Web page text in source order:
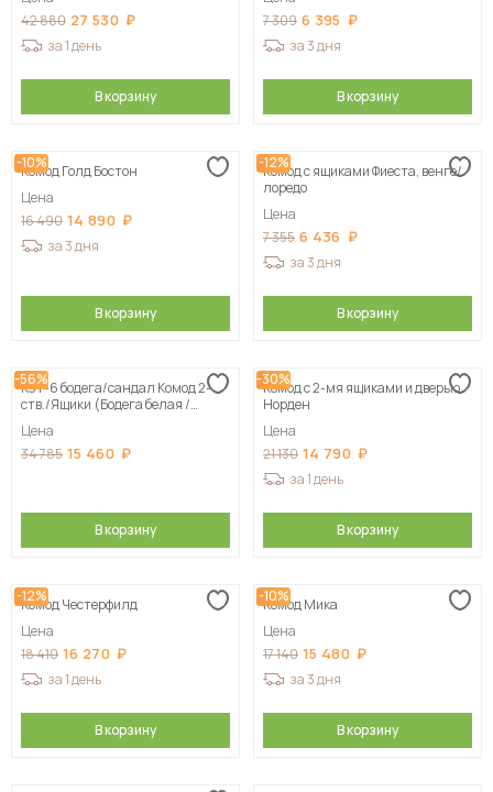
42 880 27 530
за 1 день
В корзину
7 309 6 395
за 3 дня
В корзину
-10%
Комод Голд Бостон
Цена
16 490 14 890
за 3 дня
В корзину
-12%
Комод с ящиками Фиеста, венге/
лоредо
Цена
7 355 6 436
за 3 дня
В корзину
-56%
Кэт-6 бодега/сандал Комод 2-
ств./Ящики (Бодега белая /
Цена
34 785 15 460
В корзину
-30%
Комод с 2-мя ящиками и дверью
Норден
Цена
21 130 14 790
за 1 день
В корзину
-12%
Комод Честерфилд
Цена
18 410 16 270
за 1 день
В корзину
-10%
Комод Мика
Цена
17 140 15 480
за 3 дня
В корзину